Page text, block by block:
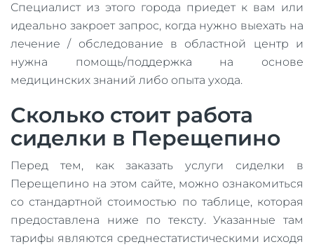
Специалист из этого города приедет к вам или
идеально закроет запрос, когда нужно выехать на
лечение / обследование в областной центр и
нужна помощь/поддержка на основе
медицинских знаний либо опыта ухода.
Сколько стоит работа
сиделки в Перещепино
Перед тем, как заказать услуги сиделки в
Перещепино на этом сайте, можно ознакомиться
со стандартной стоимостью по таблице, которая
предоставлена ниже по тексту. Указанные там
тарифы являются среднестатистическими исходя